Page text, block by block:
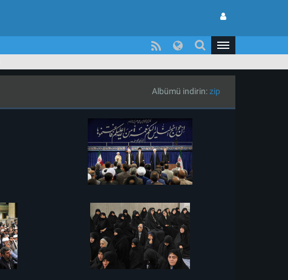
Albümü indirin:zip